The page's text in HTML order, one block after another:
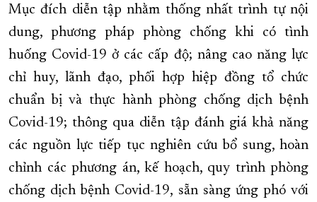
Mục đích diễn tập nhằm thống nhất trình tự nội
dung, phương pháp phòng chống khi có tình
huống Covid-19 ở các cấp độ; nâng cao năng lực
chỉ huy, lãnh đạo, phối hợp hiệp đồng tổ chức
chuẩn bị và thực hành phòng chống dịch bệnh
Covid-19; thông qua diễn tập đánh giá khả năng
các nguồn lực tiếp tục nghiên cứu bổ sung, hoàn
chỉnh các phương án, kế hoạch, quy trình phòng
chống dịch bệnh Covid-19, sẵn sàng ứng phó với